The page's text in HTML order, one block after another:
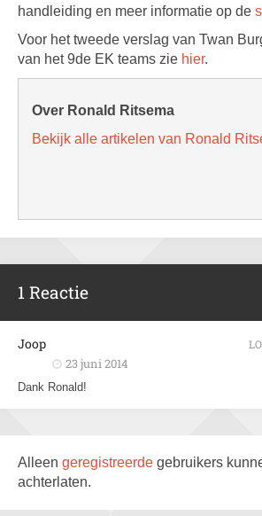
handleiding en meer informatie op de
Voor het tweede verslag van Twan
van het 9de EK teams zie hier.
Over Ronald Ritsema
Bekijk alle artikelen van Ronald
1 Reactie
Joop
23 juni 2014
Dank Ronald!
Alleen geregistreerde gebruikers
achterlaten.